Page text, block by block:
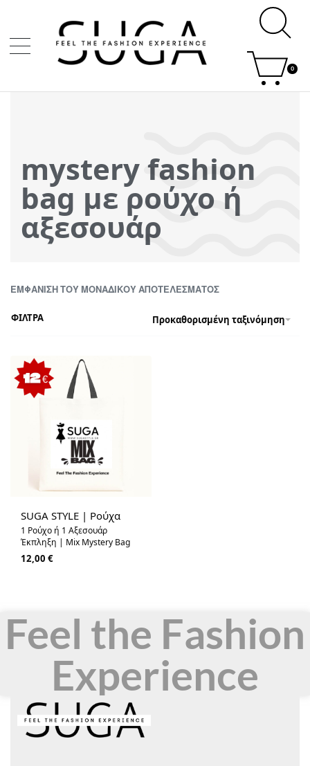
0
mystery fashion
bag με ρούχο ή
αξεσουάρ
ΕΜΦΆΝΙΣΗ ΤΟΥ ΜΟΝΑΔΙΚΟΎ ΑΠΟΤΕΛΈΣΜΑΤΟΣ
Προκαθορισμένη ταξινόμηση
ΦΙΛΤΡΑ
SUGA STYLE | Ρούχα
1 Ρούχο ή 1 Αξεσουάρ
Έκπληξη | Mix Mystery Bag
12,00 €
Feel the Fashion
Experience